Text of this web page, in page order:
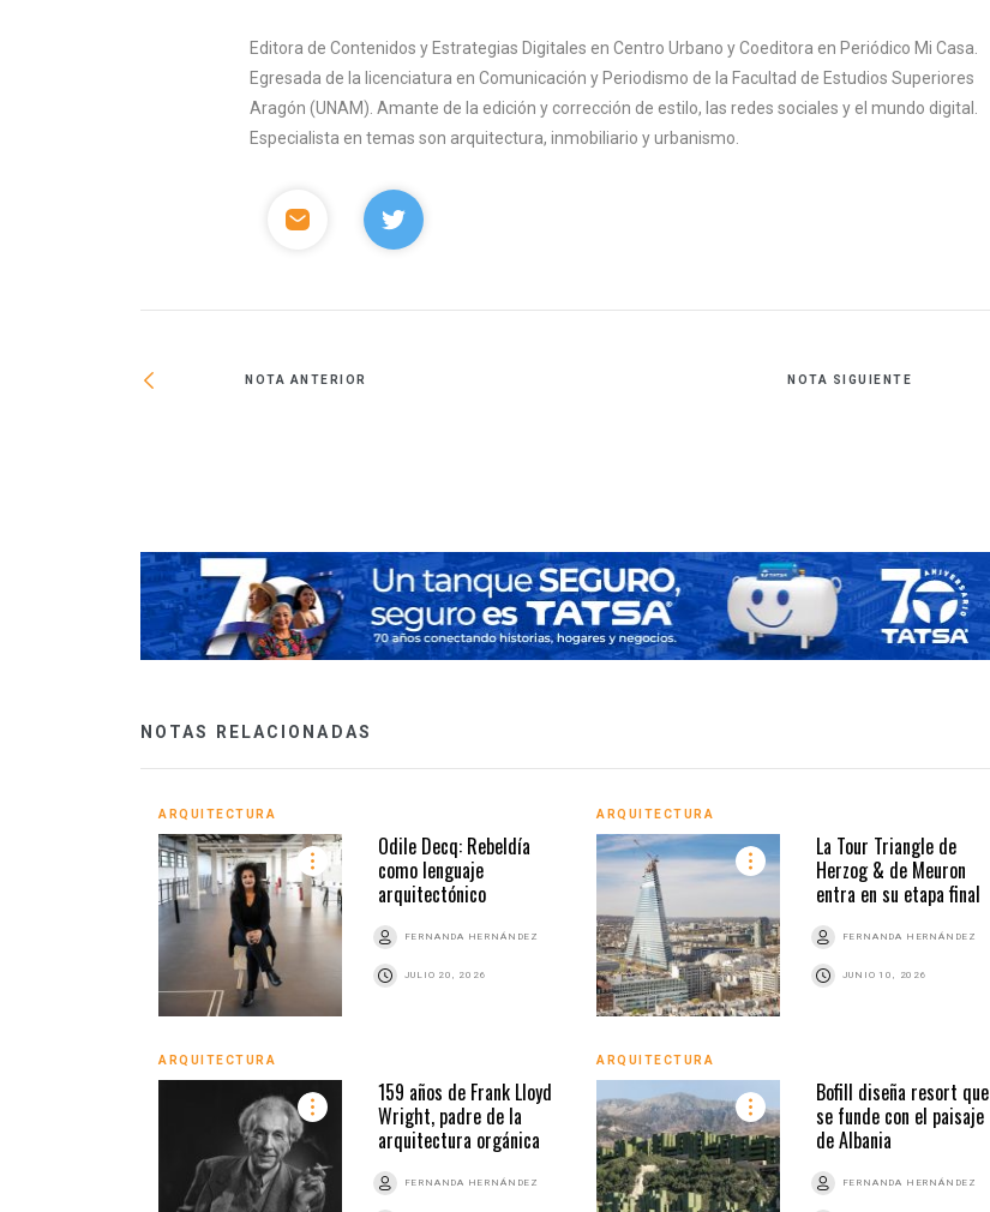
Editora de Contenidos y Estrategias Digitales en Centro Urbano y Coeditora en Periódico Mi Casa.
Egresada de la licenciatura en Comunicación y Periodismo de la Facultad de Estudios Superiores
Aragón (UNAM). Amante de la edición y corrección de estilo, las redes sociales y el mundo digital.
Especialista en temas son arquitectura, inmobiliario y urbanismo.
NOTA ANTERIOR NOTA SIGUIENTE
NOTAS RELACIONADAS
ARQUITECTURA
Odile Decq: Rebeldía
como lenguaje
arquitectónico
FERNANDA HERNÁNDEZ
JULIO 20, 2026
ARQUITECTURA
La Tour Triangle de
Herzog & de Meuron
entra en su etapa final
FERNANDA HERNÁNDEZ
JUNIO 10, 2026
ARQUITECTURA
159 años de Frank Lloyd
Wright, padre de la
arquitectura orgánica
FERNANDA HERNÁNDEZ
ARQUITECTURA
Bofill diseña resort que
se funde con el paisaje
de Albania
FERNANDA HERNÁNDEZ